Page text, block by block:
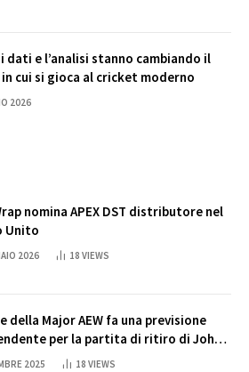
i dati e l’analisi stanno cambiando il
cui si gioca al cricket moderno
2026
nomina APEX DST distributore nel
Unito
2026 18 VIEWS
della Major AEW fa una previsione
per la partita di ritiro di John
2025 18 VIEWS